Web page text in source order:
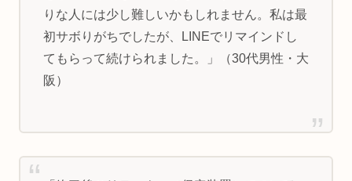
りな人には少し難しいかもしれません。私は最
初サボりがちでしたが、LINEでリマインドし
てもらって続けられました。」（30代男性・大
阪）